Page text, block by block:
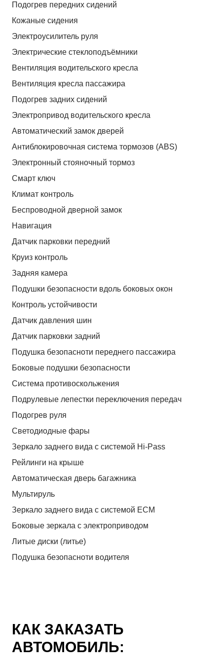
Подогрев передних сидений
Кожаные сидения
Электроусилитель руля
Электрические стеклоподъёмники
Вентиляция водительского кресла
Вентиляция кресла пассажира
Подогрев задних сидений
Электропривод водительского кресла
Автоматический замок дверей
Антиблокировочная система тормозов (ABS)
Электронный стояночный тормоз
Смарт ключ
Климат контроль
Беспроводной дверной замок
Навигация
Датчик парковки передний
Круиз контроль
Задняя камера
Подушки безопасности вдоль боковых окон
Контроль устойчивости
Датчик давления шин
Датчик парковки задний
Подушка безопасноти переднего пассажира
Боковые подушки безопасности
Система противоскольжения
Подрулевые лепестки переключения передач
Подогрев руля
Светодиодные фары
Зеркало заднего вида с системой Hi-Pass
Рейлинги на крыше
Автоматическая дверь багажника
Мультируль
Зеркало заднего вида с системой ЕСМ
Боковые зеркала с электроприводом
Литые диски (литье)
Подушка безопасноти водителя
КАК ЗАКАЗАТЬ
АВТОМОБИЛЬ: